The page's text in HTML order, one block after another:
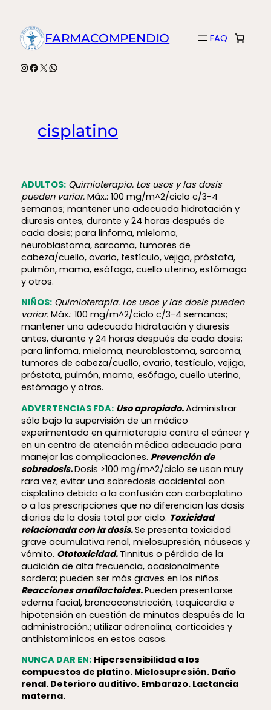
contenidoFARMACOMPENDIO FAQ
Instagram
Facebook
X WhatsApp
cisplatino
ADULTOS: Quimioterapia. Los usos y las dosis
pueden variar. Máx.: 100 mg/m^2/ciclo c/3-4
semanas; mantener una adecuada hidratación y
diuresis antes, durante y 24 horas después de
cada dosis; para linfoma, mieloma,
neuroblastoma, sarcoma, tumores de
cabeza/cuello, ovario, testículo, vejiga, próstata,
pulmón, mama, esófago, cuello uterino, estómago
y otros.
NIÑOS: Quimioterapia. Los usos y las dosis pueden
variar. Máx.: 100 mg/m^2/ciclo c/3-4 semanas;
mantener una adecuada hidratación y diuresis
antes, durante y 24 horas después de cada dosis;
para linfoma, mieloma, neuroblastoma, sarcoma,
tumores de cabeza/cuello, ovario, testículo, vejiga,
próstata, pulmón, mama, esófago, cuello uterino,
estómago y otros.
ADVERTENCIAS FDA: Uso apropiado.Administrar
sólo bajo la supervisión de un médico
experimentado en quimioterapia contra el cáncer y
en un centro de atención médica adecuado para
manejar las complicaciones. Prevención de
sobredosis.Dosis >100 mg/m^2/ciclo se usan muy
rara vez; evitar una sobredosis accidental con
cisplatino debido a la confusión con carboplatino
o a las prescripciones que no diferencian las dosis
diarias de la dosis total por ciclo. Toxicidad
relacionada con la dosis.Se presenta toxicidad
grave acumulativa renal, mielosupresión, náuseas y
vómito. Ototoxicidad. Tinnitus o pérdida de la
audición de alta frecuencia, ocasionalmente
sordera; pueden ser más graves en los niños.
Reacciones anafilactoides.Pueden presentarse
edema facial, broncoconstricción, taquicardia e
hipotensión en cuestión de minutos después de la
administración.; utilizar adrenalina, corticoides y
antihistamínicos en estos casos.
NUNCA DAR EN: Hiper­sen­si­bi­lidad a los
compuestos de platino. Mielosupresión. Daño
renal. Deterioro auditivo. Embarazo. Lactancia
materna.